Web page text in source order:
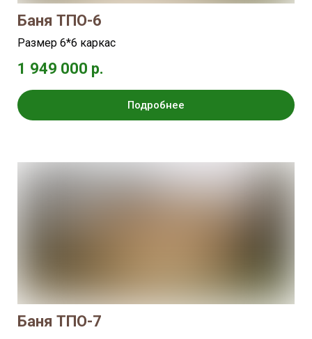
Баня ТПО-6
Размер 6*6 каркас
1 949 000 р.
Подробнее
Баня ТПО-7